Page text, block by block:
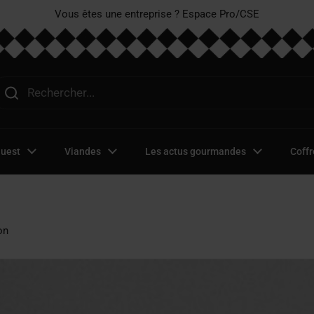
Vous êtes une entreprise ? Espace Pro/CSE
Viandes Les actus gourmandes